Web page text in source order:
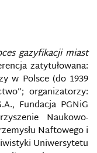
gazyfikacji miast
zatytułowana:
w Polsce (do 1939
organizatorzy:
Fundacja PGNiG
Naukowo-
Naftowego i
Uniwersytetu